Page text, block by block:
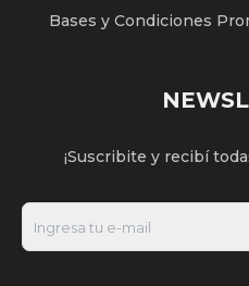
Bases y Condiciones
¡Suscribite y recibí